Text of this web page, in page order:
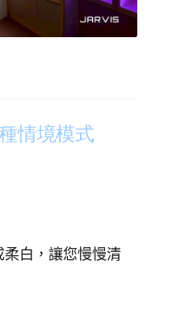
情境模式
白，讓您慢慢清